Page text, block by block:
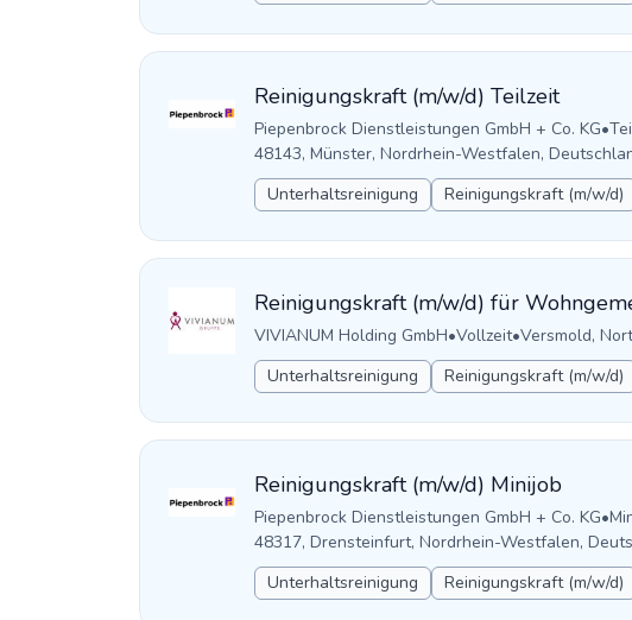
Reinigungskraft (m/w/d) Teilzeit
Piepenbrock Dienstleistungen GmbH + Co. KG•
48143, Münster, Nordrhein-Westfalen,
Unterhaltsreinigung
Reinigungskraft (m/w/d)
Reinigungskraft (m/w/d) für
VIVIANUM Holding GmbH•Vollzeit•Versmold,
Unterhaltsreinigung
Reinigungskraft (m/w/d)
Reinigungskraft (m/w/d) Minijob
Piepenbrock Dienstleistungen GmbH + Co. KG•
48317, Drensteinfurt, Nordrhein-Westfalen,
Unterhaltsreinigung
Reinigungskraft (m/w/d)